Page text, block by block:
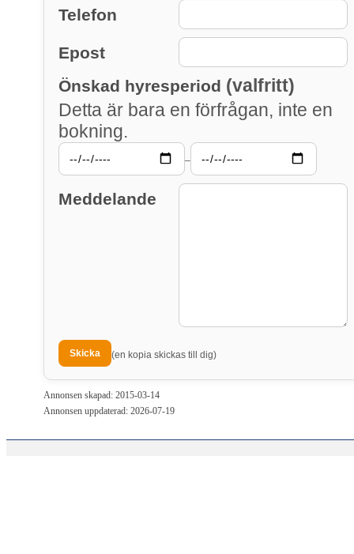
Telefon
Epost
Önskad hyresperiod (valfritt)
Detta är bara en förfrågan, inte en
bokning.
–
Meddelande
(en kopia skickas till dig)
Annonsen skapad: 2015-03-14
Annonsen uppdaterad: 2026-07-19